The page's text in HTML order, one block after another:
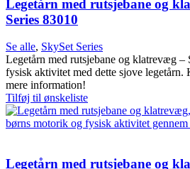
Legetårn med rutsjebane og
Series 83010
Se alle, SkySet Series
Legetårn med rutsjebane og klatrevæg
fysisk aktivitet med dette sjove
mere information!
Tilføj til ønskeliste
Legetårn med rutsjebane og